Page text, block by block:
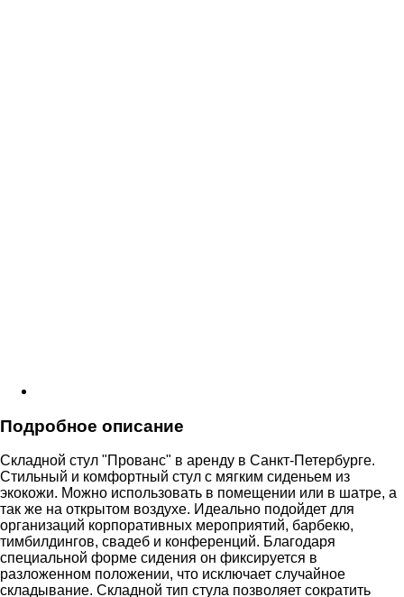
Подробное описание
Складной стул "Прованс" в аренду в Санкт-Петербурге.
Стильный и комфортный стул c мягким сиденьем из
экокожи. Можно использовать в помещении или в шатре, а
так же на открытом воздухе. Идеально подойдет для
организаций корпоративных мероприятий, барбекю,
тимбилдингов, свадеб и конференций. Благодаря
специальной форме сидения он фиксируется в
разложенном положении, что исключает случайное
складывание. Складной тип стула позволяет сократить